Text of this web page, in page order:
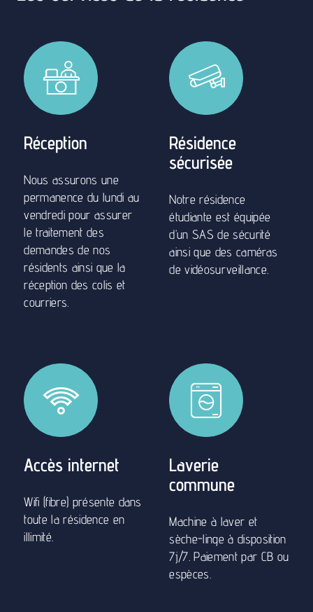
Réception
Nous assurons une
permanence du lundi au
le traitement des
résidents ainsi que la
réception des colis et
courriers.
Résidence
sécurisée
Notre résidence
étudiante est équipée
d’un SAS de sécurité
ainsi que des caméras
Accès internet
Wifi (fibre) présente dans
toute la résidence en
Laverie
commune
Machine à laver et
sèche-linge à disposition
7j/7. Paiement par CB ou
espèces.